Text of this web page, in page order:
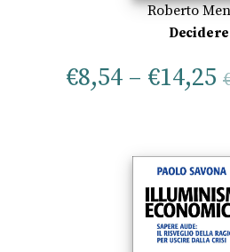
Roberto
Decidere
€8,54 – €14,25